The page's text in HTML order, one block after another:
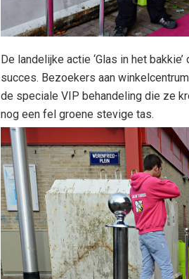
De landelijke actie ‘Glas in het
succes. Bezoekers aan
de speciale VIP behandeling die ze
nog een fel groene stevige tas.